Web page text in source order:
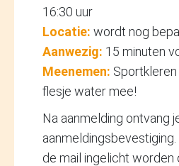
16:30 uur
Locatie: wordt nog
Aanwezig: 15 minuten
Meenemen: Sportkleren
flesje water mee!
Na aanmelding ontvang
aanmeldingsbevestiging.
de mail ingelicht worden